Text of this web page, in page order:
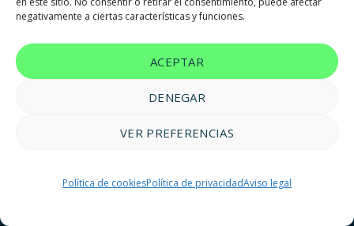
negativamente a ciertas características y funciones.
ACEPTAR
DENEGAR
VER PREFERENCIAS
Política de cookiesPolítica de privacidadAviso legal
Reset filters
de cookies|Accesibilidad